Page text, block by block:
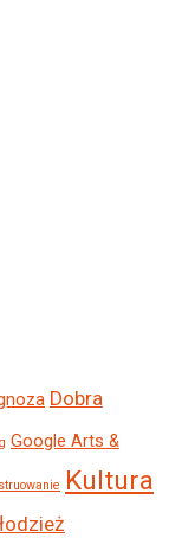
Dobra
Google Arts &
Kultura